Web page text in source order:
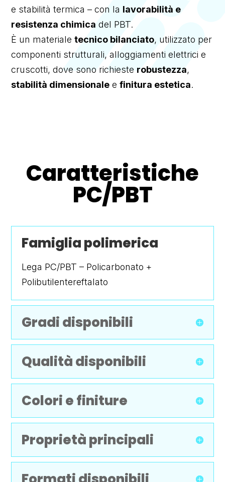
e stabilità termica – con la lavorabilità e
resistenza chimica del PBT.
È un materialetecnico bilanciato, utilizzato per
componenti strutturali, alloggiamenti elettrici e
cruscotti, dove sono richieste robustezza,
stabilità dimensionale efinitura estetica.
Caratteristiche
PC/PBT
Famiglia polimerica
Lega PC/PBT – Policarbonato +
Polibutilentereftalato
Gradi disponibili
Qualità disponibili
Colori e finiture
Proprietà principali